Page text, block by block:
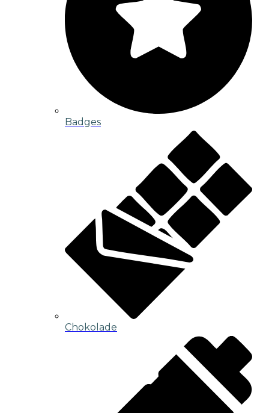
Badges
Chokolade